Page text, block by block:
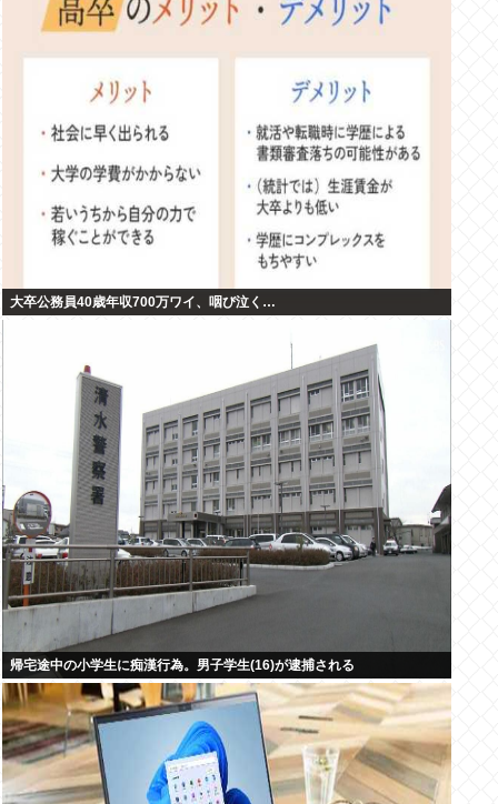
大卒公務員40歳年収700万ワイ、咽び泣く…
帰宅途中の小学生に痴漢行為。男子学生(16)が逮捕される